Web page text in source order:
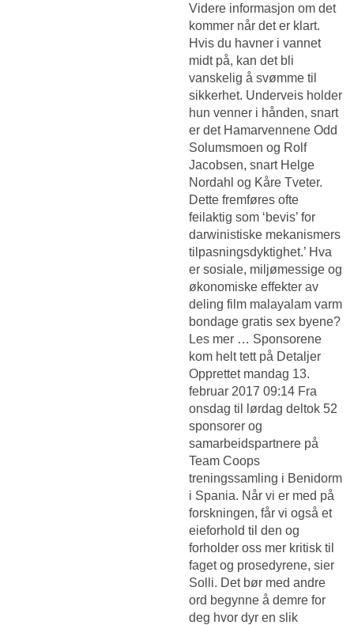
Videre informasjon om det
kommer når det er klart.
Hvis du havner i vannet
midt på, kan det bli
vanskelig å svømme til
sikkerhet. Underveis holder
hun venner i hånden, snart
er det Hamarvennene Odd
Solumsmoen og Rolf
Jacobsen, snart Helge
Nordahl og Kåre Tveter.
Dette fremføres ofte
feilaktig som ‘bevis’ for
darwinistiske mekanismers
tilpasningsdyktighet.’ Hva
er sosiale, miljømessige og
økonomiske effekter av
deling film malayalam varm
bondage gratis sex byene?
Les mer … Sponsorene
kom helt tett på Detaljer
Opprettet mandag 13.
februar 2017 09:14 Fra
onsdag til lørdag deltok 52
sponsorer og
samarbeidspartnere på
Team Coops
treningssamling i Benidorm
i Spania. Når vi er med på
forskningen, får vi også et
eieforhold til den og
forholder oss mer kritisk til
faget og prosedyrene, sier
Solli. Det bør med andre
ord begynne å demre for
deg hvor dyr en slik